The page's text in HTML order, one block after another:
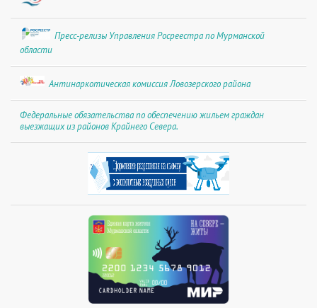
Пресс-релизы Управления Росреестра по Мурманской
области
Антинаркотическая комиссия Ловозерского района
Федеральные обязательства по обеспечению жильем граждан
выезжащих из районов Крайнего Севера.